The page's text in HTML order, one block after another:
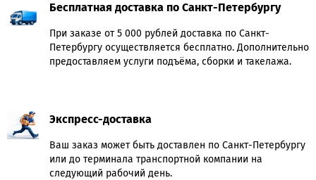
Бесплатная доставка по Санкт-Петербургу
При заказе от 5 000 рублей доставка по Санкт-
Петербургу осуществляется бесплатно. Дополнительно
предоставляем услуги подъёма, сборки и такелажа.
Экспресс-доставка
Ваш заказ может быть доставлен по Санкт-Петербургу
или до терминала транспортной компании на
следующий рабочий день.